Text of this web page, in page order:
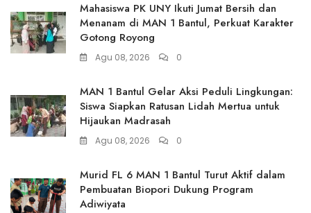
Mahasiswa PK UNY Ikuti Jumat Bersih dan
Menanam di MAN 1 Bantul, Perkuat Karakter
Gotong Royong
Agu 08, 2026 0
MAN 1 Bantul Gelar Aksi Peduli Lingkungan:
Siswa Siapkan Ratusan Lidah Mertua untuk
Hijaukan Madrasah
Agu 08, 2026 0
Murid FL 6 MAN 1 Bantul Turut Aktif dalam
Pembuatan Biopori Dukung Program
Adiwiyata